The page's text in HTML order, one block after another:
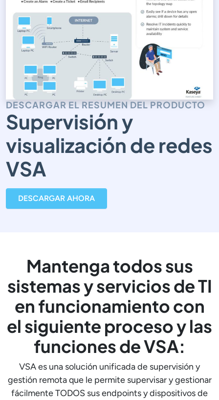
DESCARGAR EL RESUMEN DEL PRODUCTO
Supervisión y
visualización de redes
VSA
DESCARGAR AHORA
Mantenga todos sus
sistemas y servicios de TI
en funcionamiento con
el siguiente proceso y las
funciones de VSA:
VSA es una solución unificada de supervisión y
gestión remota que le permite supervisar y gestionar
fácilmente TODOS sus endpoints y dispositivos de